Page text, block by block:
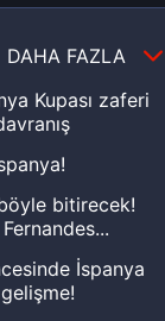
DAHA FAZLA
Kupası zaferi
bitirecek!
İspanya